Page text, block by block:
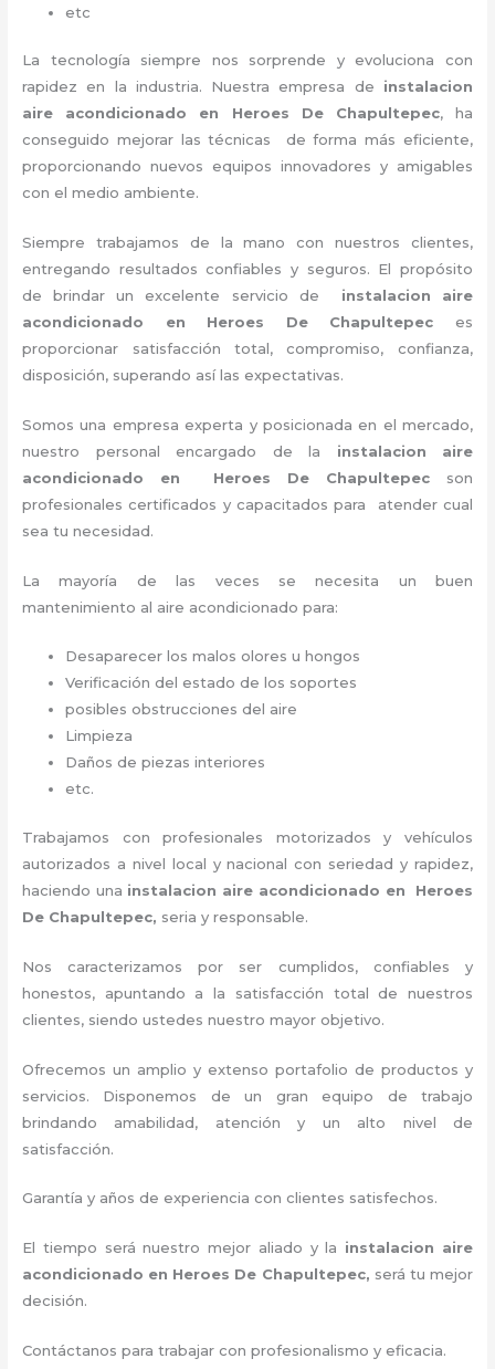
etc
La tecnología siempre nos sorprende y evoluciona con
rapidez en la industria. Nuestra empresa de instalacion
aire acondicionado en Heroes De Chapultepec, ha
conseguido mejorar las técnicas de forma más eficiente,
proporcionando nuevos equipos innovadores y amigables
con el medio ambiente.
Siempre trabajamos de la mano con nuestros clientes,
entregando resultados confiables y seguros. El propósito
de brindar un excelente servicio de instalacion aire
acondicionado en Heroes De Chapultepec
es
proporcionar satisfacción total, compromiso, confianza,
disposición, superando así las expectativas.
Somos una empresa experta y posicionada en el mercado,
nuestro personal encargado de la instalacion aire
acondicionado en Heroes De Chapultepec
son
profesionales certificados y capacitados para atender cual
sea tu necesidad.
La mayoría de las veces se necesita un buen
mantenimiento al aire acondicionado para:
Desaparecer los malos olores u hongos
Verificación del estado de los soportes
posibles obstrucciones del aire
Limpieza
Daños de piezas interiores
etc.
Trabajamos con profesionales motorizados y vehículos
autorizados a nivel local y nacional con seriedad y rapidez,
haciendo una instalacion aire acondicionado en Heroes
De Chapultepec, seria y responsable.
Nos caracterizamos por ser cumplidos, confiables y
honestos, apuntando a la satisfacción total de nuestros
clientes, siendo ustedes nuestro mayor objetivo.
Ofrecemos un amplio y extenso portafolio de productos y
servicios. Disponemos de un gran equipo de trabajo
brindando amabilidad, atención y un alto nivel de
satisfacción.
Garantía y años de experiencia con clientes satisfechos.
El tiempo será nuestro mejor aliado y la instalacion aire
acondicionado en Heroes De Chapultepec, será tu mejor
decisión.
Contáctanos para trabajar con profesionalismo y eficacia.